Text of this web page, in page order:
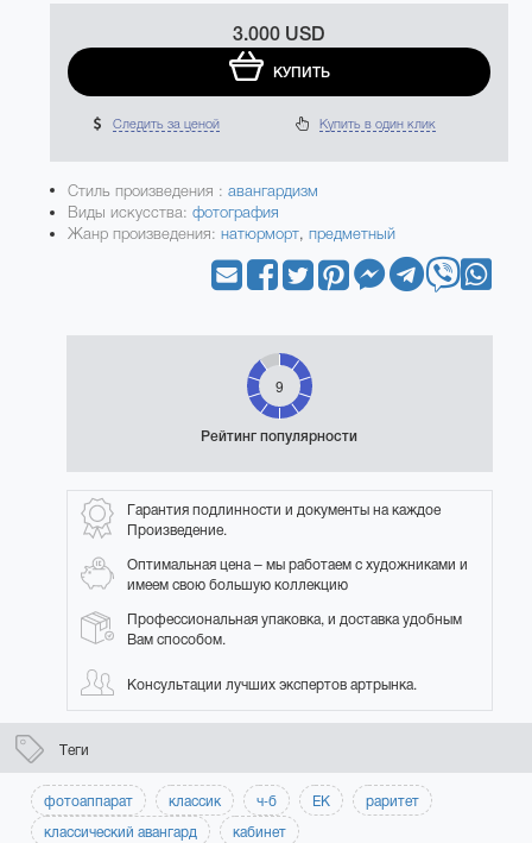
3.000 USD
КУПИТЬ
Следить за ценой Купить в один клик
Стиль произведения : авангардизм
Виды искусства:фотография
Жанр произведения: натюрморт,предметный
9
Рейтинг популярности
Гарантия подлинности и документы на каждое
Произведение.
Оптимальная цена – мы работаем с художниками и
имеем свою большую коллекцию
Профессиональная упаковка, и доставка удобным
Вам способом.
Консультации лучших экспертов артрынка.
Теги
фотоаппарат классик ч-б ЕК
раритет
классический авангард
кабинет